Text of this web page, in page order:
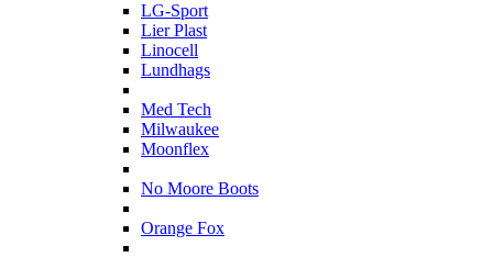
LG-Sport
Lier Plast
Linocell
Lundhags
Med Tech
Milwaukee
Moonflex
No Moore Boots
Orange Fox